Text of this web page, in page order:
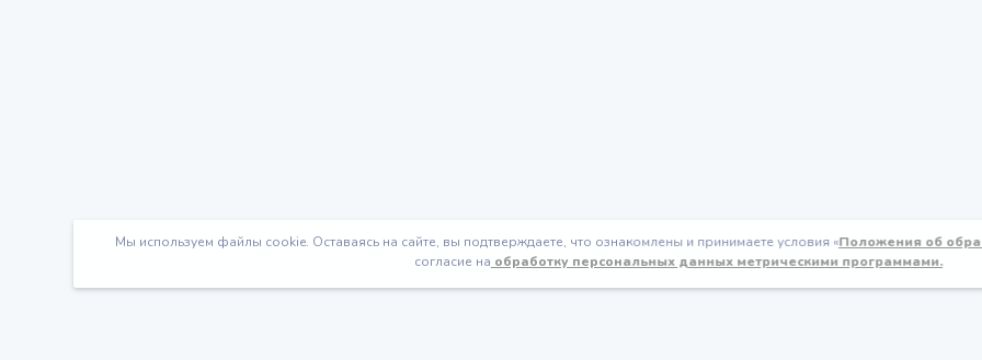
Мы используем файлы cookie. Оставаясь на сайте, вы подтверждаете, что ознакомлены и принимаете условия «Положения об
согласие на обработку персональных данных метрическими программами.